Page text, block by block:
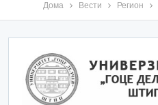
Дома Вести Регион